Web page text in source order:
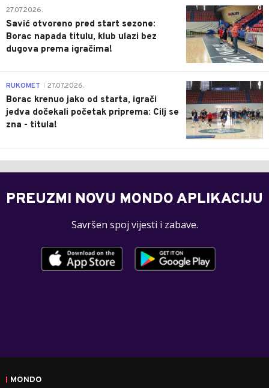
0
27.07.2026.
Savić otvoreno pred start sezone:
Borac napada titulu, klub ulazi bez
dugova prema igračima!
0
RUKOMET 27.07.2026.
Borac krenuo jako od starta, igrači
jedva dočekali početak priprema: Cilj se
zna - titula!
PREUZMI NOVU MONDO APLIKACIJU
Savršen spoj vijesti i zabave.
MONDO